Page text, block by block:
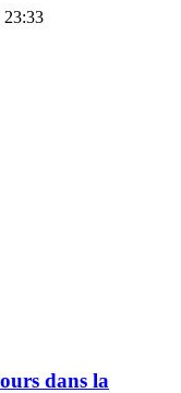
23:33
dans la